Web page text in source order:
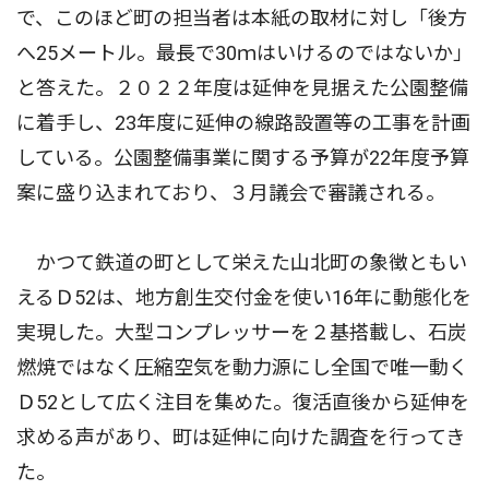
で、このほど町の担当者は本紙の取材に対し「後方
へ25メートル。最長で30ｍはいけるのではないか」
と答えた。２０２２年度は延伸を見据えた公園整備
に着手し、23年度に延伸の線路設置等の工事を計画
している。公園整備事業に関する予算が22年度予算
案に盛り込まれており、３月議会で審議される。
かつて鉄道の町として栄えた山北町の象徴ともい
えるＤ52は、地方創生交付金を使い16年に動態化を
実現した。大型コンプレッサーを２基搭載し、石炭
燃焼ではなく圧縮空気を動力源にし全国で唯一動く
Ｄ52として広く注目を集めた。復活直後から延伸を
求める声があり、町は延伸に向けた調査を行ってき
た。